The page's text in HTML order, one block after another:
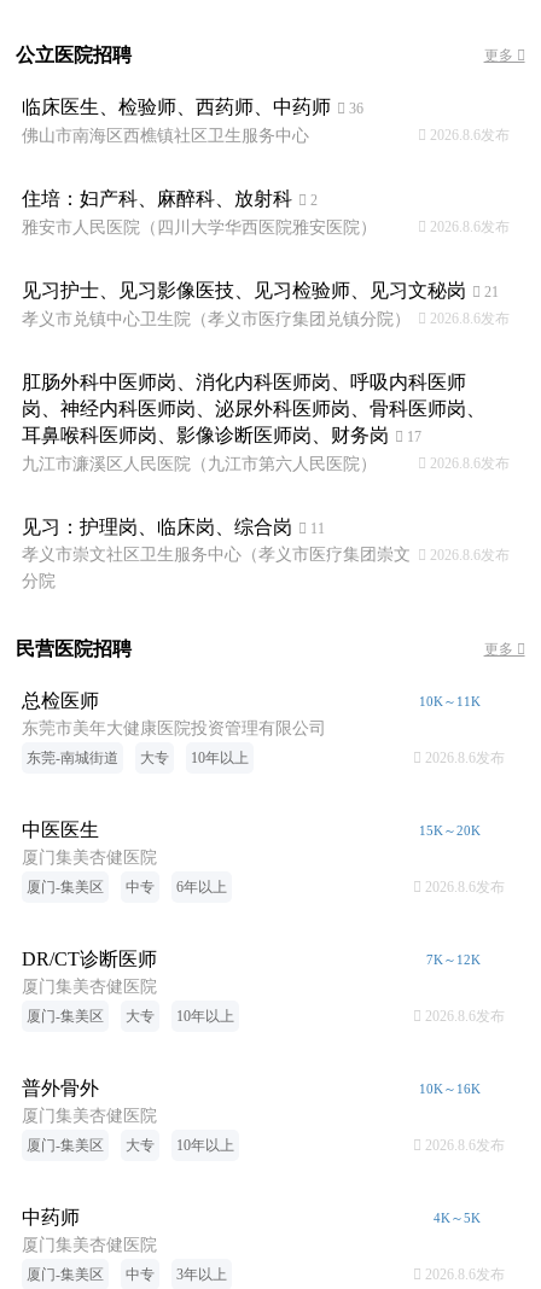
公立医院招聘 更多 
临床医生、检验师、西药师、中药师  36
佛山市南海区西樵镇社区卫生服务中心  2026.8.6发布
住培：妇产科、麻醉科、放射科  2
雅安市人民医院（四川大学华西医院雅安医院）  2026.8.6发布
见习护士、见习影像医技、见习检验师、见习文秘岗  21
孝义市兑镇中心卫生院（孝义市医疗集团兑镇分院）  2026.8.6发布
肛肠外科中医师岗、消化内科医师岗、呼吸内科医师
岗、神经内科医师岗、泌尿外科医师岗、骨科医师岗、
耳鼻喉科医师岗、影像诊断医师岗、财务岗  17
九江市濂溪区人民医院（九江市第六人民医院）  2026.8.6发布
见习：护理岗、临床岗、综合岗  11
孝义市崇文社区卫生服务中心（孝义市医疗集团崇文
分院
 2026.8.6发布
民营医院招聘 更多 
总检医师 10K～11K
东莞市美年大健康医院投资管理有限公司
东莞-南城街道 大专 10年以上  2026.8.6发布
中医医生 15K～20K
厦门集美杏健医院
厦门-集美区 中专 6年以上  2026.8.6发布
DR/CT诊断医师 7K～12K
厦门集美杏健医院
厦门-集美区 大专 10年以上  2026.8.6发布
普外骨外 10K～16K
厦门集美杏健医院
厦门-集美区 大专 10年以上  2026.8.6发布
中药师 4K～5K
厦门集美杏健医院
厦门-集美区 中专 3年以上  2026.8.6发布